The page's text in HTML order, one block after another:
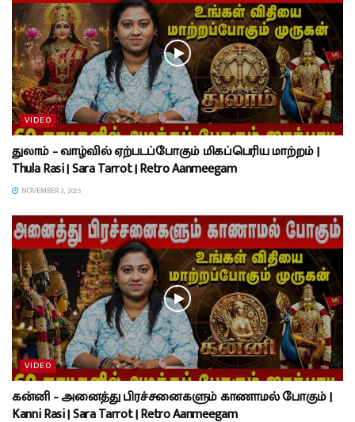
VIDEO
துலாம் – வாழ்வில் ஏற்படப்போகும் மிகப்பெரிய மாற்றம் |
Thula Rasi | Sara Tarrot | Retro Aanmeegam
NOVEMBER 3, 2025
VIDEO
கன்னி – அனைத்து பிரச்சனைகளும் காணாமல் போகும் |
Kanni Rasi | Sara Tarrot | Retro Aanmeegam